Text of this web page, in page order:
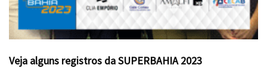
Veja alguns registros da SUPERBAHIA 2023